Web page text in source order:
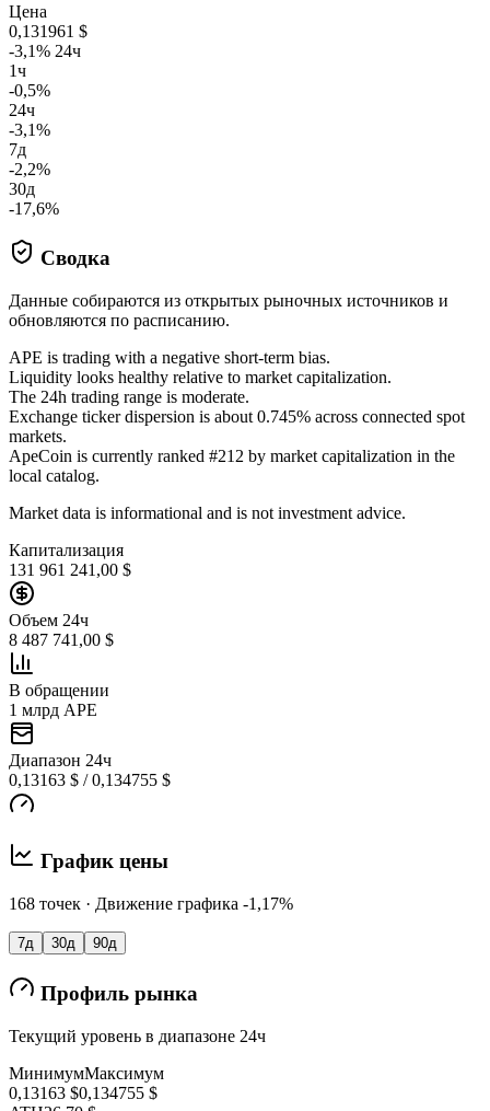
Цена
0,131961 $
-3,1% 24ч
1ч
-0,5%
24ч
-3,1%
7д
-2,2%
30д
-17,6%
Сводка
Данные собираются из открытых рыночных источников и
обновляются по расписанию.
APE is trading with a negative short-term bias.
Liquidity looks healthy relative to market capitalization.
The 24h trading range is moderate.
Exchange ticker dispersion is about 0.745% across connected spot
markets.
ApeCoin is currently ranked #212 by market capitalization in the
local catalog.
Market data is informational and is not investment advice.
Капитализация
131 961 241,00 $
Объем 24ч
8 487 741,00 $
В обращении
1 млрд APE
Диапазон 24ч
0,13163 $ / 0,134755 $
График цены
168 точек · Движение графика -1,17%
7д 30д 90д
Профиль рынка
Текущий уровень в диапазоне 24ч
МинимумМаксимум
0,13163 $0,134755 $